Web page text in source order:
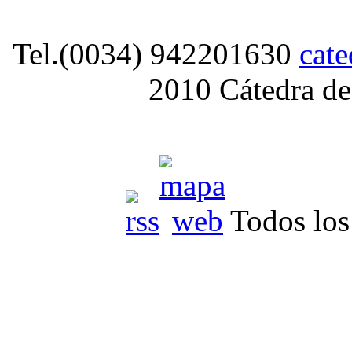
Tel.(0034) 942201630
2010 Cátedra
Todos